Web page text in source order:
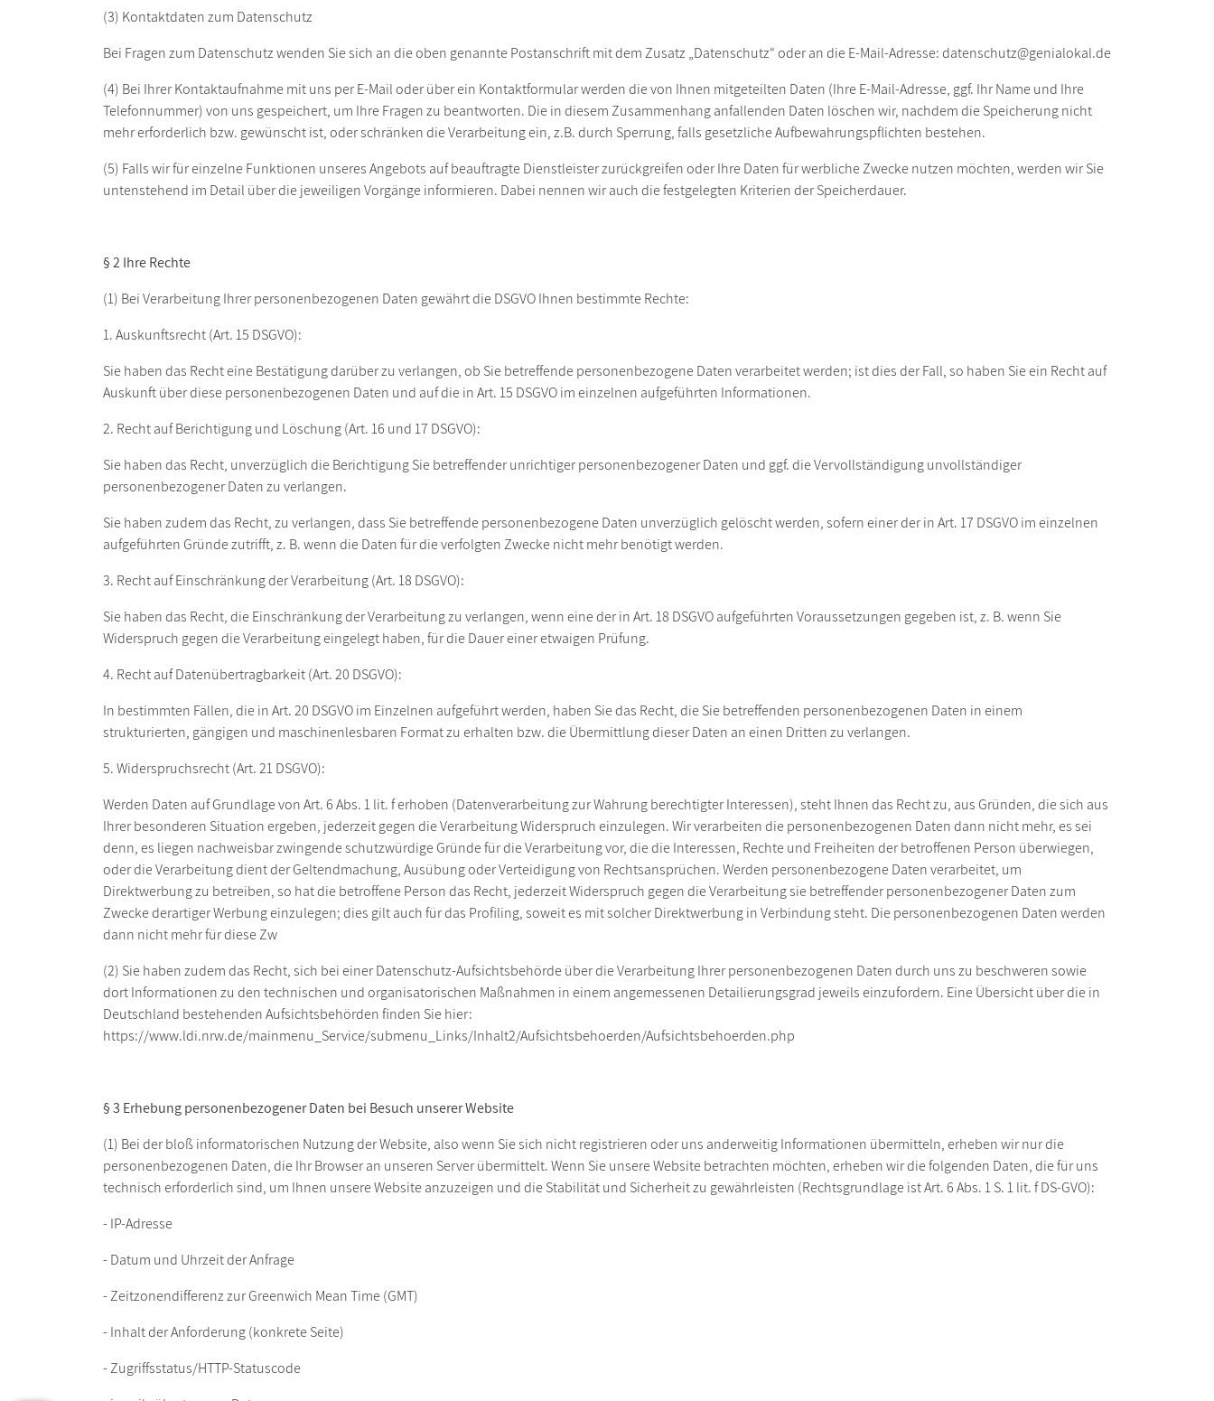
(3) Kontaktdaten zum Datenschutz
Bei Fragen zum Datenschutz wenden Sie sich an die oben genannte Postanschrift mit dem Zusatz „Datenschutz“ oder an die E-Mail-Adresse: datenschutz@genialokal.de
(4) Bei Ihrer Kontaktaufnahme mit uns per E-Mail oder über ein Kontaktformular werden die von Ihnen mitgeteilten Daten (Ihre E-Mail-Adresse, ggf. Ihr Name und Ihre
Telefonnummer) von uns gespeichert, um Ihre Fragen zu beantworten. Die in diesem Zusammenhang anfallenden Daten löschen wir, nachdem die Speicherung nicht
mehr erforderlich bzw. gewünscht ist, oder schränken die Verarbeitung ein, z.B. durch Sperrung, falls gesetzliche Aufbewahrungspflichten bestehen.
(5) Falls wir für einzelne Funktionen unseres Angebots auf beauftragte Dienstleister zurückgreifen oder Ihre Daten für werbliche Zwecke nutzen möchten, werden wir Sie
untenstehend im Detail über die jeweiligen Vorgänge informieren. Dabei nennen wir auch die festgelegten Kriterien der Speicherdauer.
§ 2 Ihre Rechte
(1) Bei Verarbeitung Ihrer personenbezogenen Daten gewährt die DSGVO Ihnen bestimmte Rechte:
1. Auskunftsrecht (Art. 15 DSGVO):
Sie haben das Recht eine Bestätigung darüber zu verlangen, ob Sie betreffende personenbezogene Daten verarbeitet werden; ist dies der Fall, so haben Sie ein Recht auf
Auskunft über diese personenbezogenen Daten und auf die in Art. 15 DSGVO im einzelnen aufgeführten Informationen.
2. Recht auf Berichtigung und Löschung (Art. 16 und 17 DSGVO):
Sie haben das Recht, unverzüglich die Berichtigung Sie betreffender unrichtiger personenbezogener Daten und ggf. die Vervollständigung unvollständiger
personenbezogener Daten zu verlangen.
Sie haben zudem das Recht, zu verlangen, dass Sie betreffende personenbezogene Daten unverzüglich gelöscht werden, sofern einer der in Art. 17 DSGVO im einzelnen
aufgeführten Gründe zutrifft, z. B. wenn die Daten für die verfolgten Zwecke nicht mehr benötigt werden.
3. Recht auf Einschränkung der Verarbeitung (Art. 18 DSGVO):
Sie haben das Recht, die Einschränkung der Verarbeitung zu verlangen, wenn eine der in Art. 18 DSGVO aufgeführten Voraussetzungen gegeben ist, z. B. wenn Sie
Widerspruch gegen die Verarbeitung eingelegt haben, für die Dauer einer etwaigen Prüfung.
4. Recht auf Datenübertragbarkeit (Art. 20 DSGVO):
In bestimmten Fällen, die in Art. 20 DSGVO im Einzelnen aufgeführt werden, haben Sie das Recht, die Sie betreffenden personenbezogenen Daten in einem
strukturierten, gängigen und maschinenlesbaren Format zu erhalten bzw. die Übermittlung dieser Daten an einen Dritten zu verlangen.
5. Widerspruchsrecht (Art. 21 DSGVO):
Werden Daten auf Grundlage von Art. 6 Abs. 1 lit. f erhoben (Datenverarbeitung zur Wahrung berechtigter Interessen), steht Ihnen das Recht zu, aus Gründen, die sich aus
Ihrer besonderen Situation ergeben, jederzeit gegen die Verarbeitung Widerspruch einzulegen. Wir verarbeiten die personenbezogenen Daten dann nicht mehr, es sei
denn, es liegen nachweisbar zwingende schutzwürdige Gründe für die Verarbeitung vor, die die Interessen, Rechte und Freiheiten der betroffenen Person überwiegen,
oder die Verarbeitung dient der Geltendmachung, Ausübung oder Verteidigung von Rechtsansprüchen. Werden personenbezogene Daten verarbeitet, um
Direktwerbung zu betreiben, so hat die betroffene Person das Recht, jederzeit Widerspruch gegen die Verarbeitung sie betreffender personenbezogener Daten zum
Zwecke derartiger Werbung einzulegen; dies gilt auch für das Profiling, soweit es mit solcher Direktwerbung in Verbindung steht. Die personenbezogenen Daten werden
dann nicht mehr für diese Zw
(2) Sie haben zudem das Recht, sich bei einer Datenschutz-Aufsichtsbehörde über die Verarbeitung Ihrer personenbezogenen Daten durch uns zu beschweren sowie
dort Informationen zu den technischen und organisatorischen Maßnahmen in einem angemessenen Detailierungsgrad jeweils einzufordern. Eine Übersicht über die in
Deutschland bestehenden Aufsichtsbehörden finden Sie hier:
https://www.ldi.nrw.de/mainmenu_Service/submenu_Links/Inhalt2/Aufsichtsbehoerden/Aufsichtsbehoerden.php
§ 3 Erhebung personenbezogener Daten bei Besuch unserer Website
(1) Bei der bloß informatorischen Nutzung der Website, also wenn Sie sich nicht registrieren oder uns anderweitig Informationen übermitteln, erheben wir nur die
personenbezogenen Daten, die Ihr Browser an unseren Server übermittelt. Wenn Sie unsere Website betrachten möchten, erheben wir die folgenden Daten, die für uns
technisch erforderlich sind, um Ihnen unsere Website anzuzeigen und die Stabilität und Sicherheit zu gewährleisten (Rechtsgrundlage ist Art. 6 Abs. 1 S. 1 lit. f DS-GVO):
- IP-Adresse
- Datum und Uhrzeit der Anfrage
- Zeitzonendifferenz zur Greenwich Mean Time (GMT)
- Inhalt der Anforderung (konkrete Seite)
- Zugriffsstatus/HTTP-Statuscode